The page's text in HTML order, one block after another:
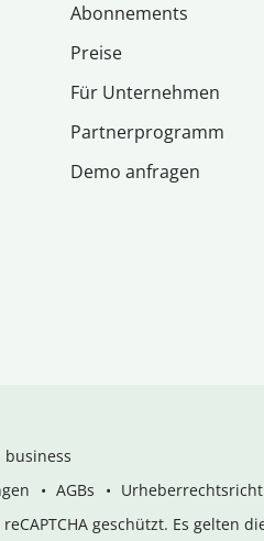
Abon­ne­ments
Preise
Für Unternehmen
Partnerprogramm
Demo anfragen
business
AGBs
geschützt. Es gelten